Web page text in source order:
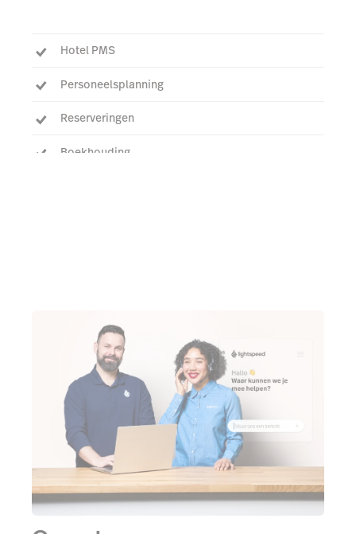
Hotel PMS
Personeelsplanning
Reserveringen
Boekhouding